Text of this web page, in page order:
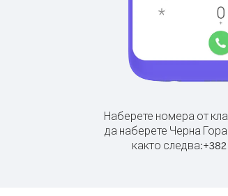
Наберете номера от
да наберете Черна
както следва:+382